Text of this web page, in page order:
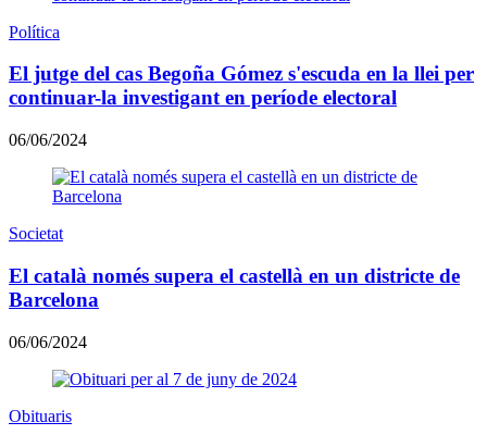
Política
El jutge del cas Begoña Gómez s'escuda en la llei per
continuar-la investigant en període electoral
06/06/2024
Societat
El català només supera el castellà en un districte de
Barcelona
06/06/2024
Obituaris